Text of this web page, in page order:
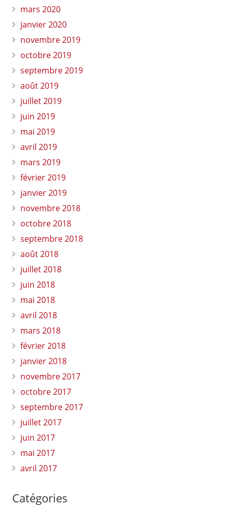
mars 2020
janvier 2020
novembre 2019
octobre 2019
septembre 2019
août 2019
juillet 2019
juin 2019
mai 2019
avril 2019
mars 2019
février 2019
janvier 2019
novembre 2018
octobre 2018
septembre 2018
août 2018
juillet 2018
juin 2018
mai 2018
avril 2018
mars 2018
février 2018
janvier 2018
novembre 2017
octobre 2017
septembre 2017
juillet 2017
juin 2017
mai 2017
avril 2017
Catégories